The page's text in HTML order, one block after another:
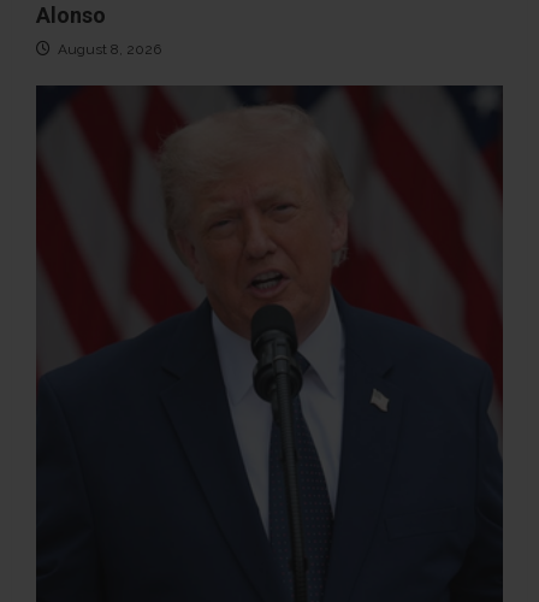
Alonso
August 8, 2026